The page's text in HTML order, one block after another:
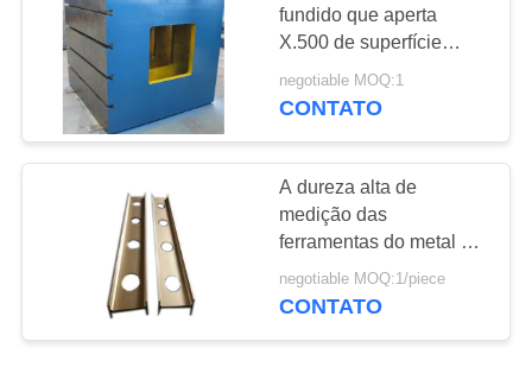
Tampa do fole do
acordeão
fundido que aperta
X.500 de superfície
milímetro do
revestimento 500 da
negotiable MOQ:1
CONTATO
A dureza alta de
medição das
ferramentas do metal de
superfície liso
personalizou a forma e o
negotiable MOQ:1/piece
CONTATO